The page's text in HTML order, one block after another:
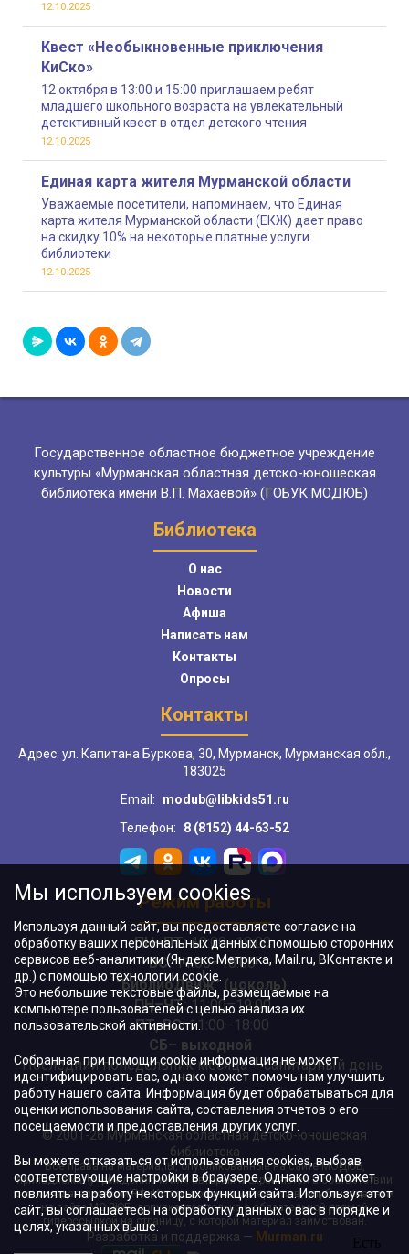
12.10.2025
Квест «Необыкновенные приключения
КиСко»
12 октября в 13:00 и 15:00 приглашаем ребят
младшего школьного возраста на увлекательный
детективный квест в отдел детского чтения
12.10.2025
Единая карта жителя Мурманской области
Уважаемые посетители, напоминаем, что Единая
карта жителя Мурманской области (ЕКЖ) дает право
на скидку 10% на некоторые платные услуги
библиотеки
12.10.2025
Государственное областное бюджетное учреждение
культуры «Мурманская областная детско-юношеская
библиотека имени В.П. Махаевой» (ГОБУК МОДЮБ)
Библиотека
О нас
Новости
Афиша
Написать нам
Контакты
Опросы
Контакты
Адрес: ул. Капитана Буркова, 30, Мурманск, Мурманская обл.,
183025
Email:
modub@libkids51.ru
Телефон:
8 (8152) 44-63-52
Режим работы
ПН–ПТ:10:00–18:00
ВС:11:00–18:00
"БиблиоДвиж" (цоколь):
ПН–ЧТ:11:00–19:00
ПТ, ВС:11:00–18:00
СБ– выходной
Последний понедельник месяца – санитарный день
© 2001-26 Мурманская областная детско-юношеская
библиотека
Все права на материалы, опубликованные на сайте МОДЮБ,
принадлежат учреждению и/или авторам и охраняются в соответствии
с законодательством РФ. Использование материалов, опубликованных
на сайте МОДЮБ, допускается только с обязательной прямой
гиперссылкой на страницу, с которой материал заимствован.
Разработка и поддержка — Murman.ru
Мы используем cookies
Используя данный сайт, вы предоставляете согласие на
обработку ваших персональных данных с помощью сторонних
сервисов веб-аналитики (Яндекс.Метрика, Mail.ru, ВКонтакте и
др.) с помощью технологии cookie.
Это небольшие текстовые файлы, размещаемые на
компьютере пользователей с целью анализа их
пользовательской активности.
Собранная при помощи cookie информация не может
идентифицировать вас, однако может помочь нам улучшить
работу нашего сайта. Информация будет обрабатываться для
оценки использования сайта, составления отчетов о его
посещаемости и предоставления других услуг.
Вы можете отказаться от использования cookies, выбрав
соответствующие настройки в браузере. Однако это может
повлиять на работу некоторых функций сайта. Используя этот
сайт, вы соглашаетесь на обработку данных о вас в порядке и
целях, указанных выше.